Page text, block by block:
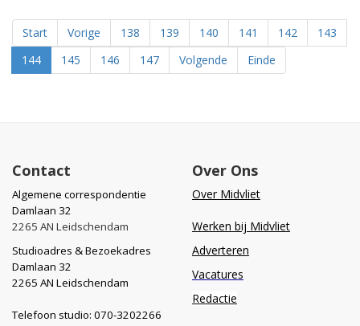
Start Vorige 138 139 140 141 142
143
144
145 146 147 Volgende Einde
Contact
Algemene correspondentie
Damlaan 32
2265 AN Leidschendam
Studioadres & Bezoekadres
Damlaan 32
2265 AN Leidschendam
Telefoon studio: 070-3202266
Over Ons
Over Midvliet
Werken bij Midvliet
Adverteren
Vacatures
Redactie